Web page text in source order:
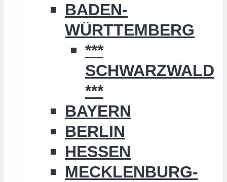
BADEN-
WÜRTTEMBERG
***
SCHWARZWALD
***
BAYERN
BERLIN
HESSEN
MECKLENBURG-